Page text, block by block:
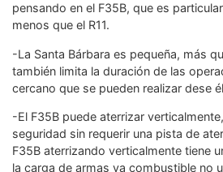
pensando en el F35B, que es
menos que el R11.
-La Santa Bárbara es pequeña, más
también limita la duración de las
cercano que se pueden realizar dese
-El F35B puede aterrizar
seguridad sin requerir una pista de
F35B aterrizando verticalmente tiene
la carga de armas ya combustible no